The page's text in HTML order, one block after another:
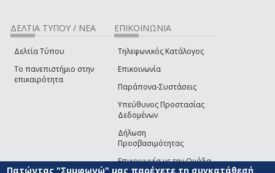
ΔΕΛΤΙΑ ΤΥΠΟΥ / ΝΕΑ
Δελτία Τύπου
Το πανεπιστήμιο στην
επικαιρότητα
ΕΠΙΚΟΙΝΩΝΙΑ
Τηλεφωνικός Κατάλογος
Επικοινωνία
Παράπονα-Συστάσεις
Υπεύθυνος Προστασίας
Δεδομένων
Δήλωση
Προσβασιμότητας
Επικοινωνία με την Ομάδα
Πατώντας "Συμφωνώ" μας παρέχετε τη συγκατάθεσή